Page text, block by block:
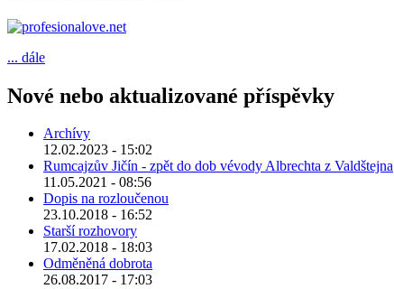
... dále
Nové nebo aktualizované příspěvky
Archívy
12.02.2023 - 15:02
Rumcajzův Jičín - zpět do dob vévody Albrechta z Valdštejna
11.05.2021 - 08:56
Dopis na rozloučenou
23.10.2018 - 16:52
Starší rozhovory
17.02.2018 - 18:03
Odměněná dobrota
26.08.2017 - 17:03